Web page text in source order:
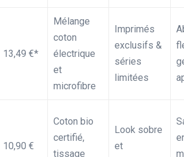
13,49 €*
Mélange
coton
électrique
et
microfibre
Imprimés
exclusifs &
séries
limitées
10,90 €
Coton bio
certifié,
tissage
Look sobre
et